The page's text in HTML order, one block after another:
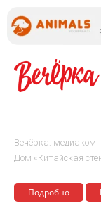
Вечёрка:
Дом «Китайская
Подробно